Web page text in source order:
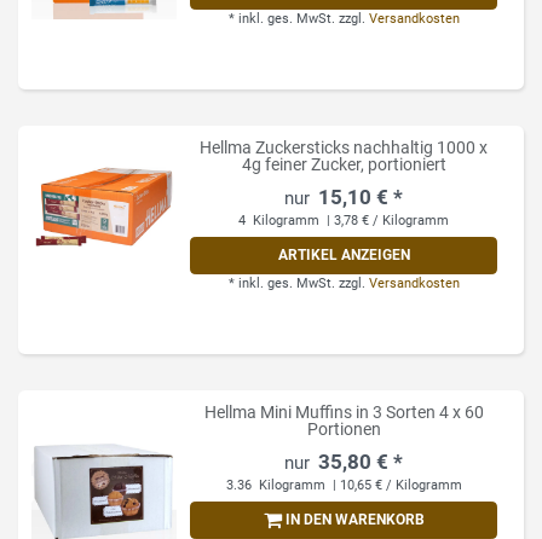
* inkl. ges. MwSt. zzgl. Versandkosten
Hellma Zuckersticks nachhaltig 1000 x
4g feiner Zucker, portioniert
15,10 € *
4 Kilogramm | 3,78 € / Kilogramm
ARTIKEL ANZEIGEN
* inkl. ges. MwSt. zzgl. Versandkosten
Hellma Mini Muffins in 3 Sorten 4 x 60
Portionen
35,80 € *
3.36 Kilogramm | 10,65 € / Kilogramm
IN DEN WARENKORB